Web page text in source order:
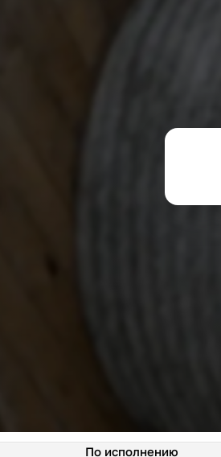
По исполнению